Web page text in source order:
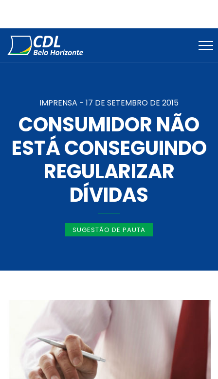
IMPRENSA - 17 DE SETEMBRO DE 2015
CONSUMIDOR NÃO
ESTÁ CONSEGUINDO
REGULARIZAR
DÍVIDAS
SUGESTÃO DE PAUTA